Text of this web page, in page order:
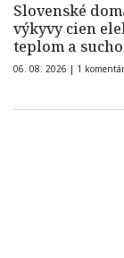
Slovenské
výkyvy cien
teplom a
06. 08. 2026 | 1 komentár